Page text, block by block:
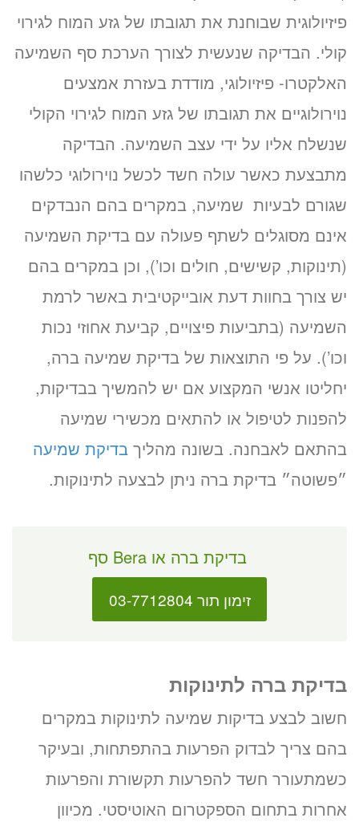
פיזיולוגית שבוחנת את תגובתו של גזע המוח לגירוי
קולי. הבדיקה שנעשית לצורך הערכת סף השמיעה
האלקטרו- פיזיולוגי, מודדת בעזרת אמצעים
נוירולוגיים את תגובתו של גזע המוח לגירוי הקולי
שנשלח אליו על ידי עצב השמיעה. הבדיקה
מתבצעת כאשר עולה חשד לכשל נוירולוגי כלשהו
שגורם לבעיות שמיעה, במקרים בהם הנבדקים
אינם מסוגלים לשתף פעולה עם בדיקת השמיעה
(תינוקות, קשישים, חולים וכו’), וכן במקרים בהם
יש צורך בחוות דעת אובייקטיבית באשר לרמת
השמיעה (בתביעות פיצויים, קביעת אחוזי נכות
וכו’). על פי התוצאות של בדיקת שמיעה ברה,
יחליטו אנשי המקצוע אם יש להמשיך בבדיקות,
להפנות לטיפול או להתאים מכשירי שמיעה
בהתאם לאבחנה. בשונה מהליך בדיקת שמיעה
״פשוטה״ בדיקת ברה ניתן לבצעה לתינוקות.
בדיקת ברה או Bera סף
זימון תור 03-7712804
בדיקת ברה לתינוקות
חשוב לבצע בדיקות שמיעה לתינוקות במקרים
בהם צריך לבדוק הפרעות בהתפתחות, ובעיקר
כשמתעורר חשד להפרעות תקשורת והפרעות
אחרות בתחום הספקטרום האוטיסטי. מכיוון